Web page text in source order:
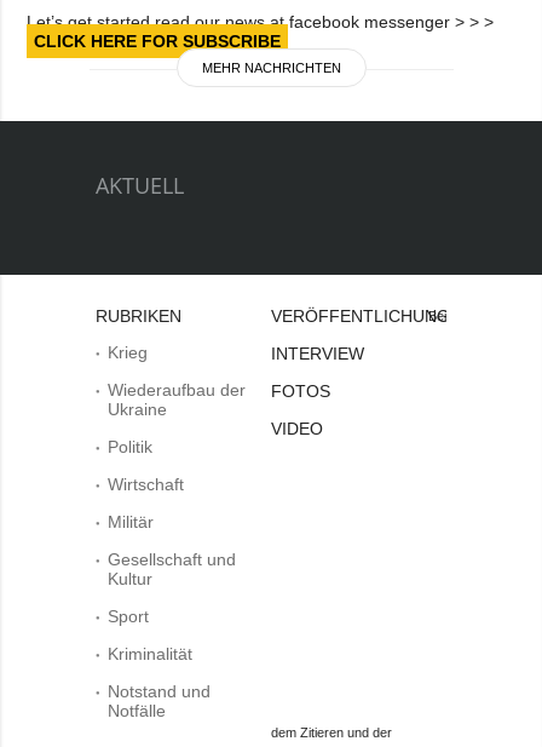
Let’s get started read our news at facebook messenger > > >
CLICK HERE FOR SUBSCRIBE
MEHR NACHRICHTEN
AKTUELL
RUBRIKEN
Krieg
Wiederaufbau der
Ukraine
Politik
Wirtschaft
Militär
Gesellschaft und
Kultur
Sport
Kriminalität
Notstand und
Notfälle
VERÖFFENTLICHUNGEN
INTERVIEW
FOTOS
VIDEO
Bei
dem Zitieren und der